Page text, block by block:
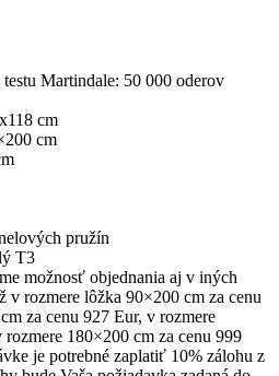
Martindale: 50 000 oderov
cm
cm
pružín
T3
možnosť objednania aj v iných
v rozmere lôžka 90×200 cm za cenu
za cenu 927 Eur, v rozmere
180×200 cm za cenu 999
je potrebné zaplatiť 10% zálohu z